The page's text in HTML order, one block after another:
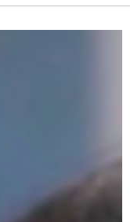
住、綁住、困住的想法或